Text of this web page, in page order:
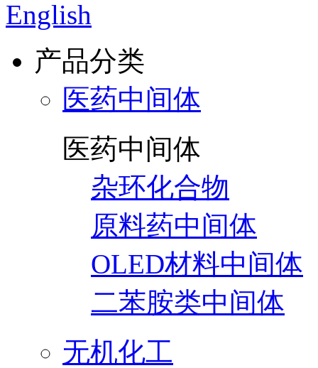
English
产品分类
医药中间体
医药中间体
杂环化合物
原料药中间体
OLED材料中间体
二苯胺类中间体
无机化工